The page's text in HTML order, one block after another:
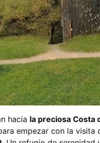
hacia la preciosa Costa
empezar con la visita